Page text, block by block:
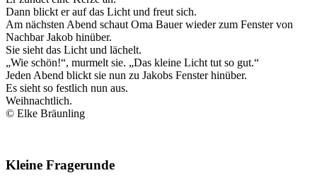
Dann blickt er auf das Licht und freut sich.
Am nächsten Abend schaut Oma Bauer wieder zum Fenster von
Nachbar Jakob hinüber.
Sie sieht das Licht und lächelt.
„Wie schön!“, murmelt sie. „Das kleine Licht tut so gut.“
Jeden Abend blickt sie nun zu Jakobs Fenster hinüber.
Es sieht so festlich nun aus.
Weihnachtlich.
© Elke Bräunling
Kleine Fragerunde